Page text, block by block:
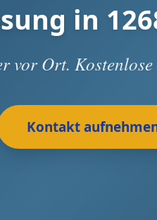
in
vor Ort.
Kontakt